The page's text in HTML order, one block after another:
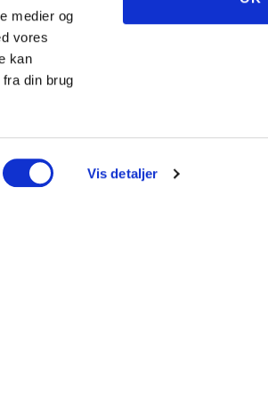
medier og
vores
kan
din brug
Vis detaljer